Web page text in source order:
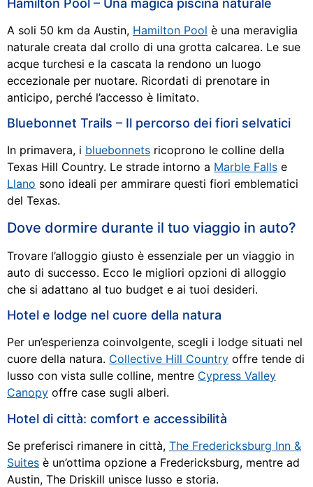
Hamilton Pool – Una magica piscina naturale
A soli 50 km da Austin, Hamilton Pool è una meraviglia
naturale creata dal crollo di una grotta calcarea. Le sue
acque turchesi e la cascata la rendono un luogo
eccezionale per nuotare. Ricordati di prenotare in
anticipo, perché l’accesso è limitato.
Bluebonnet Trails – Il percorso dei fiori selvatici
In primavera, i bluebonnets ricoprono le colline della
Texas Hill Country. Le strade intorno a Marble Falls e
Llano sono ideali per ammirare questi fiori emblematici
del Texas.
Dove dormire durante il tuo viaggio in auto?
Trovare l’alloggio giusto è essenziale per un viaggio in
auto di successo. Ecco le migliori opzioni di alloggio
che si adattano al tuo budget e ai tuoi desideri.
Hotel e lodge nel cuore della natura
Per un’esperienza coinvolgente, scegli i lodge situati nel
cuore della natura. Collective Hill Country offre tende di
lusso con vista sulle colline, mentre Cypress Valley
Canopy offre case sugli alberi.
Hotel di città: comfort e accessibilità
Se preferisci rimanere in città, The Fredericksburg Inn &
Suites è un’ottima opzione a Fredericksburg, mentre ad
Austin, The Driskill unisce lusso e storia.